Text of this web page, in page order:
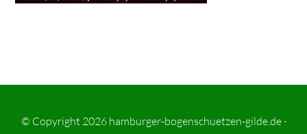
© Copyright 2026 hamburger-bogenschuetzen-gilde.de·